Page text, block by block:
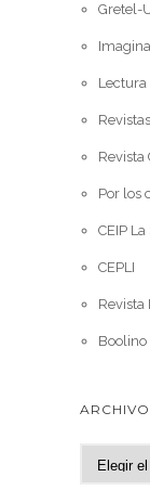
Gretel-
Lectura
Revista
Por los
CEIP
CEPLI
Revista
Boolino
r